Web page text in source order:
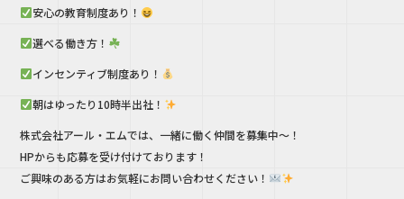
安心の教育制度あり！
選べる働き方！
インセンティブ制度あり！
朝はゆったり10時半出社！
株式会社アール・エムでは、一緒に働く仲間を募集中～！
HPからも応募を受け付けております！
ご興味のある方はお気軽にお問い合わせください！